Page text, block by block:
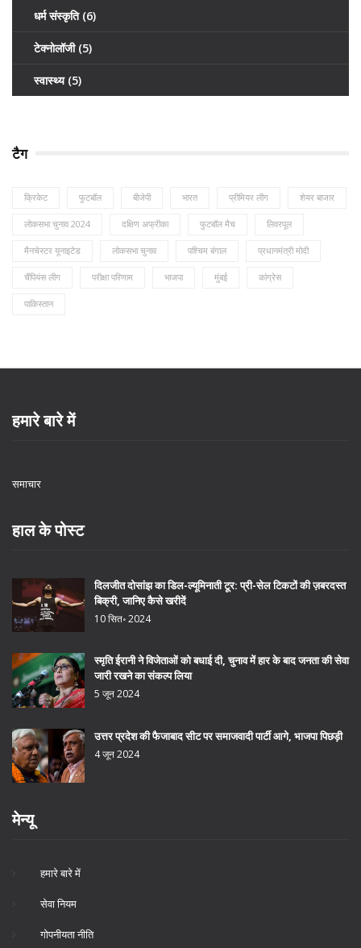
धर्म संस्कृति (6)
टेक्नोलॉजी (5)
स्वास्थ्य (5)
टैग
क्रिकेट फुटबॉल बीजेपी भारत प्रीमियर लीग शेयर बाजार
लोकसभा चुनाव 2024 दक्षिण अफ्रीका फुटबॉल मैच लिवरपूल
मैनचेस्टर यूनाइटेड लोकसभा चुनाव पश्चिम बंगाल प्रधानमंत्री मोदी
चैंपियंस लीग परीक्षा परिणाम भाजपा मुंबई कांग्रेस
पाकिस्तान
हमारे बारे में
समाचार
हाल के पोस्ट
दिलजीत दोसांझ का डिल-ल्यूमिनाती टूर: प्री-सेल टिकटों की ज़बरदस्त
बिक्री, जानिए कैसे खरीदें
10 सित॰ 2024
स्मृति ईरानी ने विजेताओं को बधाई दी, चुनाव में हार के बाद जनता की सेवा
जारी रखने का संकल्प लिया
5 जून 2024
उत्तर प्रदेश की फैजाबाद सीट पर समाजवादी पार्टी आगे, भाजपा पिछड़ी
4 जून 2024
मेन्यू
हमारे बारे में
सेवा नियम
गोपनीयता नीति